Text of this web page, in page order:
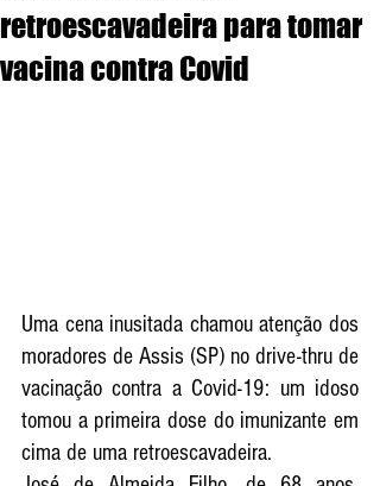
retroescavadeira para tomar
vacina contra Covid
Uma cena inusitada chamou atenção dos
moradores de Assis (SP) no drive-thru de
vacinação contra a Covid-19: um idoso
tomou a primeira dose do imunizante em
cima de uma retroescavadeira.